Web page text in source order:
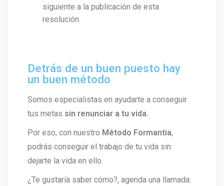
siguiente a la publicación de esta
resolución.
Detrás de un buen puesto hay
un buen método
Somos especialistas en ayudarte a conseguir
tus metas sin renunciar a tu vida.
Por eso, con nuestro Método Formantia,
podrás conseguir el trabajo de tu vida sin
dejarte la vida en ello.
¿Te gustaría saber cómo?, agenda una llamada: